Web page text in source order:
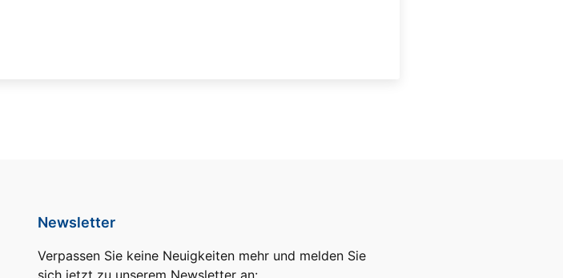
Newsletter
Verpassen Sie keine Neuigkeiten mehr und melden Sie
sich jetzt zu unserem Newsletter an: